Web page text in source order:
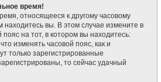
время!
относящееся к другому часовому
находитесь вы. В этом случае измените в
на тот, в котором вы находитесь:
изменять часовой пояс, как и
только зарегистрированные
то сейчас удачный